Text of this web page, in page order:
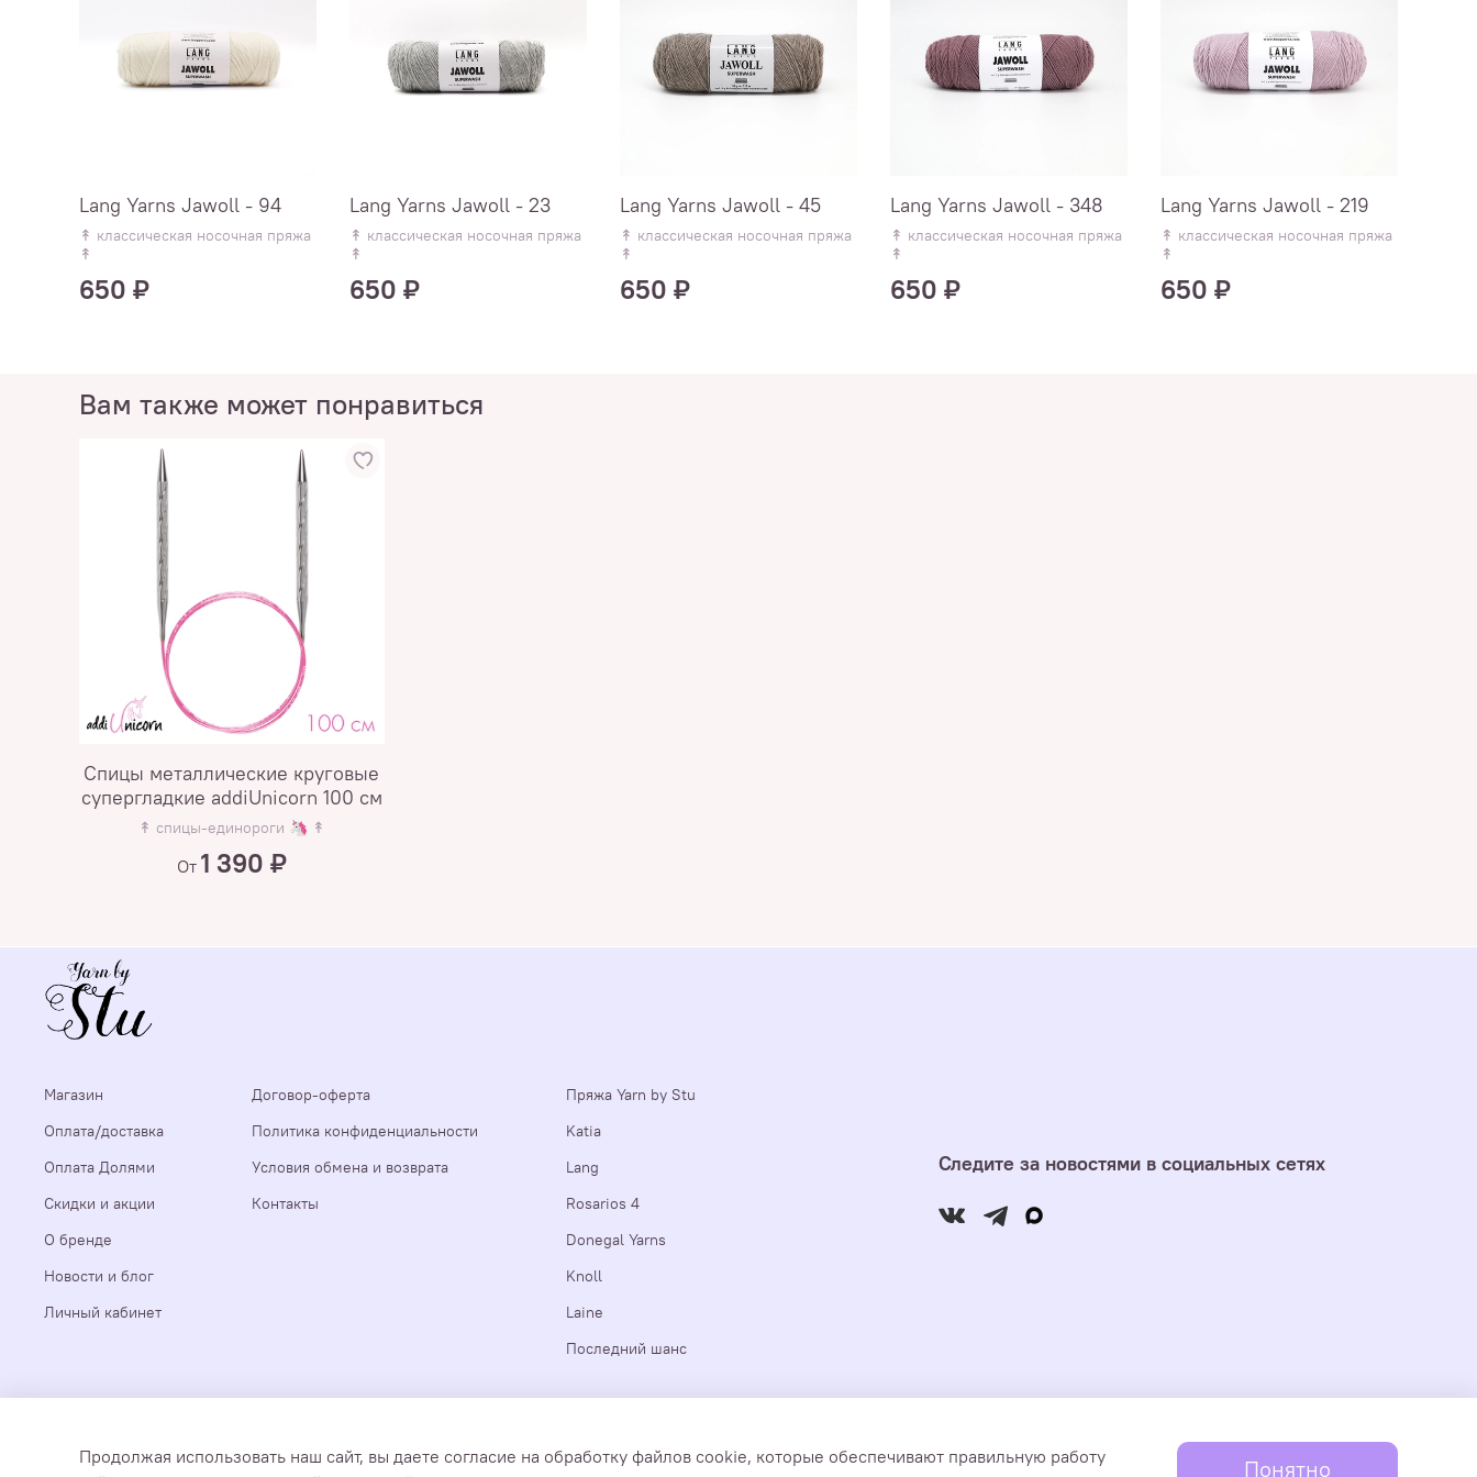
Lang Yarns Jawoll - 94
↟ классическая носочная пряжа
↟
650 ₽
Lang Yarns Jawoll - 23
↟ классическая носочная пряжа
↟
650 ₽
Lang Yarns Jawoll - 45
↟ классическая носочная пряжа
↟
650 ₽
Lang Yarns Jawoll - 348
↟ классическая носочная пряжа
↟
650 ₽
Lang Yarns Jawoll - 219
↟ классическая носочная пряжа
↟
650 ₽
Вам также может понравиться
Спицы металлические круговые
супергладкие addiUnicorn 100 см
↟ спицы-единороги 🦄 ↟
От 1 390 ₽
Магазин
Оплата/доставка
Оплата Долями
Скидки и акции
О бренде
Новости и блог
Личный кабинет
Договор-оферта
Политика конфиденциальности
Условия обмена и возврата
Контакты
Пряжа Yarn by Stu
Katia
Lang
Rosarios 4
Donegal Yarns
Knoll
Laine
Последний шанс
Следите за новостями в социальных сетях
Все документы, мультимедиа и тексты, размещенные на сайте https://yarnbystu.com, являются авторскими и принадлежат ИП Ступиной Юлии Сергеевне. Информация и товары
предоставляются покупателям только для личного использования. Yarn by Stu 2018-2026
Продолжая использовать наш сайт, вы даете согласие на обработку файлов cookie, которые обеспечивают правильную работу
Понятно